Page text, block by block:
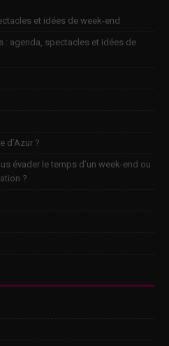
et idées de week-end
: agenda, spectacles et idées de
d’Azur ?
évader le temps d’un week-end ou
?